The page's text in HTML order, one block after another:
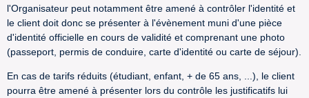
l'Organisateur peut notamment être amené à contrôler l'identité et
le client doit donc se présenter à l'évènement muni d'une pièce
d'identité officielle en cours de validité et comprenant une photo
(passeport, permis de conduire, carte d'identité ou carte de séjour).
En cas de tarifs réduits (étudiant, enfant, + de 65 ans, ...), le client
pourra être amené à présenter lors du contrôle les justificatifs lui